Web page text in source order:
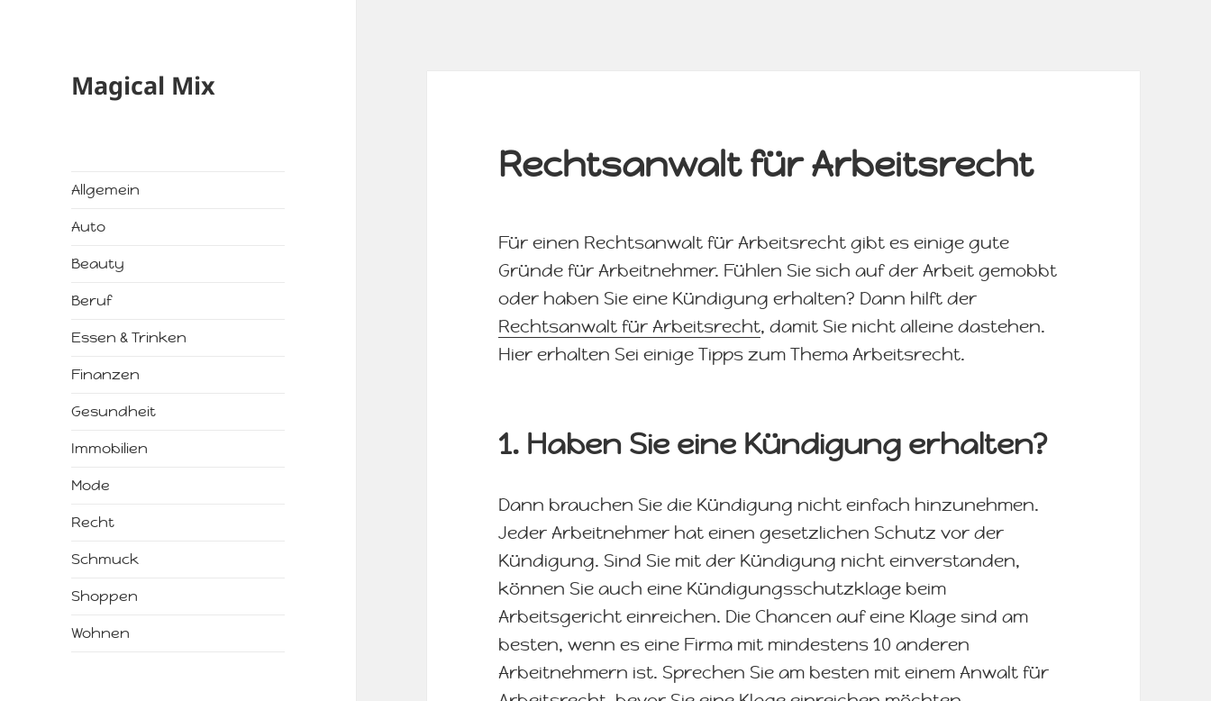
Magical Mix
Allgemein
Auto
Beauty
Beruf
Essen & Trinken
Finanzen
Gesundheit
Immobilien
Mode
Recht
Schmuck
Shoppen
Wohnen
Rechtsanwalt für Arbeitsrecht
Für einen Rechtsanwalt für Arbeitsrecht gibt es einige gute
Gründe für Arbeitnehmer. Fühlen Sie sich auf der Arbeit gemobbt
oder haben Sie eine Kündigung erhalten? Dann hilft der
Rechtsanwalt für Arbeitsrecht, damit Sie nicht alleine dastehen.
Hier erhalten Sei einige Tipps zum Thema Arbeitsrecht.
1. Haben Sie eine Kündigung erhalten?
Dann brauchen Sie die Kündigung nicht einfach hinzunehmen.
Jeder Arbeitnehmer hat einen gesetzlichen Schutz vor der
Kündigung. Sind Sie mit der Kündigung nicht einverstanden,
können Sie auch eine Kündigungsschutzklage beim
Arbeitsgericht einreichen. Die Chancen auf eine Klage sind am
besten, wenn es eine Firma mit mindestens 10 anderen
Arbeitnehmern ist. Sprechen Sie am besten mit einem Anwalt für